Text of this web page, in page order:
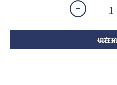
現在